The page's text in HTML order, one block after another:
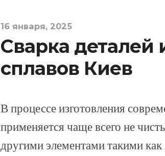
16 января, 2025
Сварка
сплавов Киев
В процессе изготовления
применяется чаще всего не
другими элементами такими